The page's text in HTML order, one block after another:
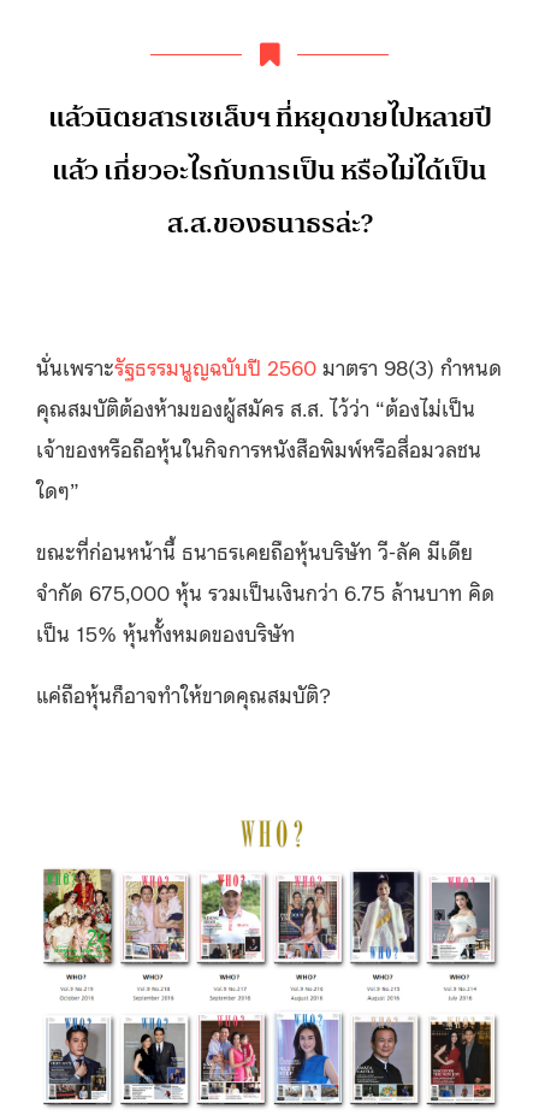
แล้วนิตยสารเซเล็บฯ ที่หยุดขายไปหลายปี
แล้ว เกี่ยวอะไรกับการเป็น หรือไม่ได้เป็น
ส.ส.ของธนาธรล่ะ?
นั่นเพราะรัฐธรรมนูญฉบับปี 2560 มาตรา 98(3) กำหนด
คุณสมบัติต้องห้ามของผู้สมัคร ส.ส. ไว้ว่า “ต้องไม่เป็น
เจ้าของหรือถือหุ้นในกิจการหนังสือพิมพ์หรือสื่อมวลชน
ใดๆ”
ขณะที่ก่อนหน้านี้ ธนาธรเคยถือหุ้นบริษัท วี-ลัค มีเดีย
จำกัด 675,000 หุ้น รวมเป็นเงินกว่า 6.75 ล้านบาท คิด
เป็น 15% หุ้นทั้งหมดของบริษัท
แค่ถือหุ้นก็อาจทำให้ขาดคุณสมบัติ?